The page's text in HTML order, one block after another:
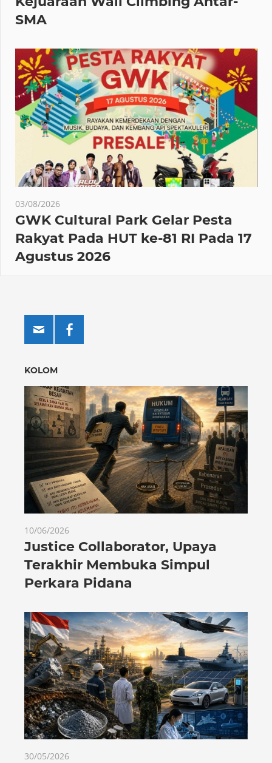
SMA
03/08/2026
GWK Cultural Park Gelar Pesta
Rakyat Pada HUT ke-81 RI Pada 17
Agustus 2026
KOLOM
10/06/2026
Justice Collaborator, Upaya
Terakhir Membuka Simpul
Perkara Pidana
30/05/2026